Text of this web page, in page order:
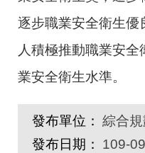
逐步職業安全衛生優
人積極推動職業安
業安全衛生水準。
發布單位： 綜合規
發布日期：
109-